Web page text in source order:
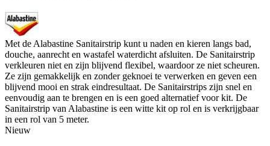
Met de Alabastine Sanitairstrip kunt u naden en kieren langs bad,
douche, aanrecht en wastafel waterdicht afsluiten. De Sanitairstrip
verkleuren niet en zijn blijvend flexibel, waardoor ze niet scheuren.
Ze zijn gemakkelijk en zonder geknoei te verwerken en geven een
blijvend mooi en strak eindresultaat. De Sanitairstrips zijn snel en
eenvoudig aan te brengen en is een goed alternatief voor kit. De
Sanitairstrip van Alabastine is een witte kit op rol en is verkrijgbaar
in een rol van 5 meter.
Nieuw